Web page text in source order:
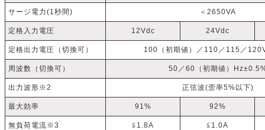
サージ電力(1秒間) ＜2650VA
定格入力電圧 12Vdc 24Vdc
定格出力電圧（切換可） 100（初期値）／110／115／
周波数（切換可） 50／60（初期値）
出力波形※2 正弦波(歪率5%以下)
最大効率 91% 92%
無負荷電流※3 ≦1.8A ≦1.0A